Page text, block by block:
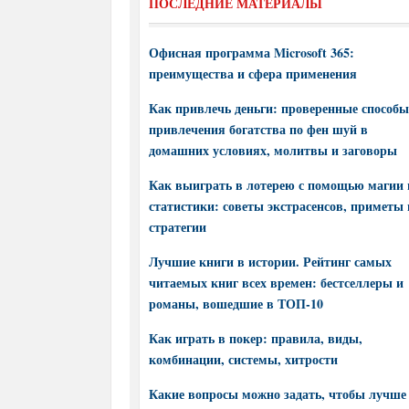
Офисная программа Microsoft 365:
преимущества и сфера применения
Как привлечь деньги: проверенные способы
привлечения богатства по фен шуй в
домашних условиях, молитвы и заговоры
Как выиграть в лотерею с помощью магии
статистики: советы экстрасенсов, приметы
стратегии
Лучшие книги в истории. Рейтинг самых
читаемых книг всех времен: бестселлеры и
романы, вошедшие в ТОП-10
Как играть в покер: правила, виды,
комбинации, системы, хитрости
Какие вопросы можно задать, чтобы лучше